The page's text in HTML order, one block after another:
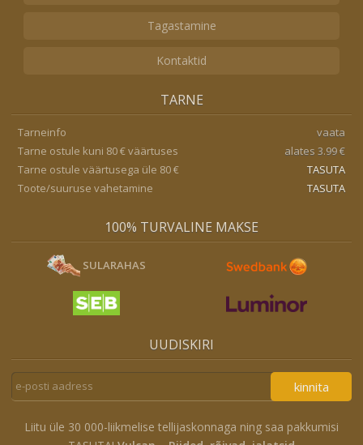
Tagastamine
Kontaktid
TARNE
Tarneinfo
vaata
Tarne ostule kuni 80 € väärtuses
alates 3.99 €
Tarne ostule väärtusega üle 80 €
TASUTA
Toote/suuruse vahetamine
TASUTA
100% TURVALINE MAKSE
SULARAHAS
UUDISKIRI
kinnita
Liitu üle 30 000-liikmelise tellijaskonnaga ning saa pakkumisi